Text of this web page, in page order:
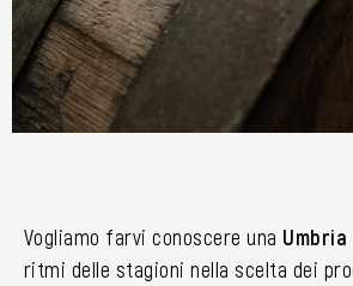
Vogliamo farvi conoscere una Umbria
ritmi delle stagioni nella scelta dei